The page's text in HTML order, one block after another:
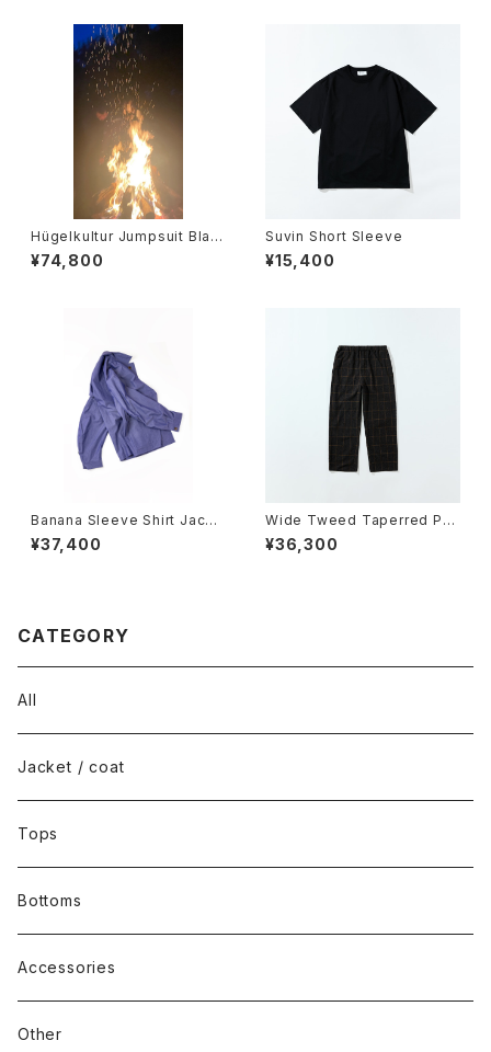
Hügelkultur Jumpsuit Blac
k
¥74,800
Suvin Short Sleeve
¥15,400
Banana Sleeve Shirt Jacke
t
¥37,400
Wide Tweed Taperred Pan
ts
¥36,300
CATEGORY
All
Jacket / coat
Tops
Bottoms
Accessories
Other